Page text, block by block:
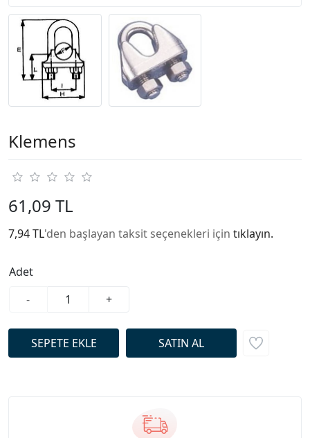
Klemens
61,09 TL
7,94 TL'den başlayan taksit seçenekleri için tıklayın.
Adet
-
+